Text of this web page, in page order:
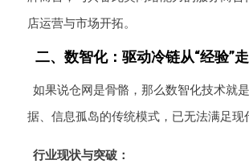
店运营与市场开拓。
二、数智化：驱动冷链从“经验”
如果说仓网是骨骼，那么数智化技术就
据、信息孤岛的传统模式，已无法满足现
行业现状与突破：